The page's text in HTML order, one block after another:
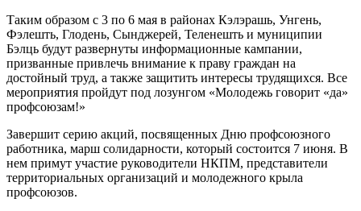
Таким образом с 3 по 6 мая в районах Кэлэрашь, Унгень,
Фэлешть, Глодень, Сынджерей, Теленешть и муниципии
Бэлць будут развернуты информационные кампании,
призванные привлечь внимание к праву граждан на
достойный труд, а также защитить интересы трудящихся. Все
мероприятия пройдут под лозунгом «Молодежь говорит «да»
профсоюзам!»
Завершит серию акций, посвященных Дню профсоюзного
работника, марш солидарности, который состоится 7 июня. В
нем примут участие руководители НКПМ, представители
территориальных организаций и молодежного крыла
профсоюзов.